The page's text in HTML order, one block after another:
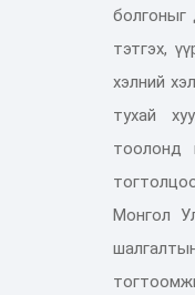
болгоныг
тэтгэх,
хэлний
тухай
тоолонд
Монгол У